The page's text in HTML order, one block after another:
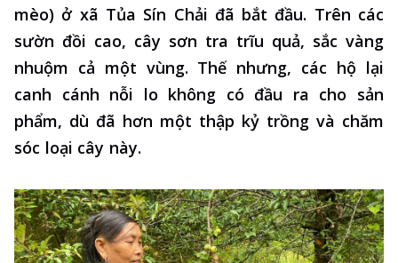
mèo) ở xã Tủa Sín Chải đã bắt đầu. Trên các
sườn đồi cao, cây sơn tra trĩu quả, sắc vàng
nhuộm cả một vùng. Thế nhưng, các hộ lại
canh cánh nỗi lo không có đầu ra cho sản
phẩm, dù đã hơn một thập kỷ trồng và chăm
sóc loại cây này.